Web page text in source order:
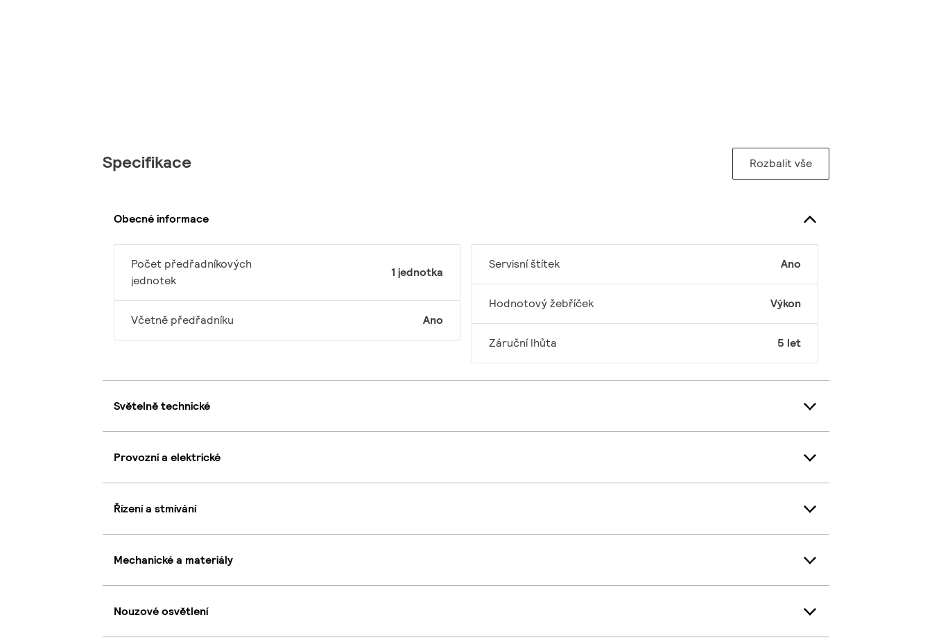
Specifikace Rozbalit vše
Obecné informace
Počet předřadníkových
jednotek
1 jednotka
Včetně předřadníku Ano
Servisní štítek Ano
Hodnotový žebříček Výkon
Záruční lhůta 5 let
Světelně technické
Provozní a elektrické
Řízení a stmívání
Mechanické a materiály
Nouzové osvětlení